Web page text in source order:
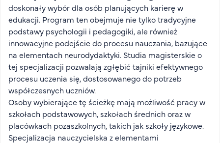
Zasady przyjęcia na studia
Harmonogram przyjęć na studia
O PUW
O nas
Akademia Online
Jak się studiuje przez Internet?
FAQ
Nasi wykładowcy
Strefa wiedzy
doskonały wybór dla osób planujących karierę w
edukacji. Program ten obejmuje nie tylko tradycyjne
podstawy psychologii i pedagogiki, ale również
innowacyjne podejście do procesu nauczania, bazujące
na elementach neurodydaktyki. Studia magisterskie o
tej specjalizacji pozwalają zgłębić tajniki efektywnego
procesu uczenia się, dostosowanego do potrzeb
współczesnych uczniów.
Osoby wybierające tę ścieżkę mają możliwość pracy w
szkołach podstawowych, szkołach średnich oraz w
placówkach pozaszkolnych, takich jak szkoły językowe.
Specjalizacja nauczycielska z elementami